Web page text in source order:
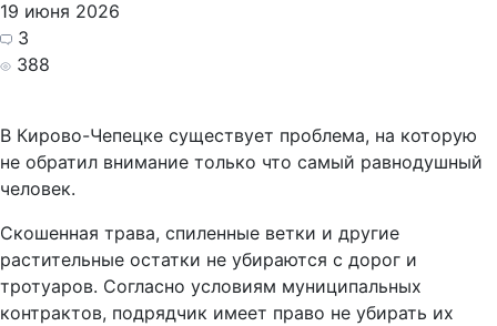
19 июня 2026
3
388
В Кирово-Чепецке существует проблема, на которую
не обратил внимание только что самый равнодушный
человек.
Скошенная трава, спиленные ветки и другие
растительные остатки не убираются с дорог и
тротуаров. Согласно условиям муниципальных
контрактов, подрядчик имеет право не убирать их